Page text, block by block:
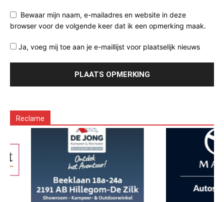
Bewaar mijn naam, e-mailadres en website in deze
browser voor de volgende keer dat ik een opmerking maak.
Ja, voeg mij toe aan je e-maillijst voor plaatselijk nieuws
Reclame